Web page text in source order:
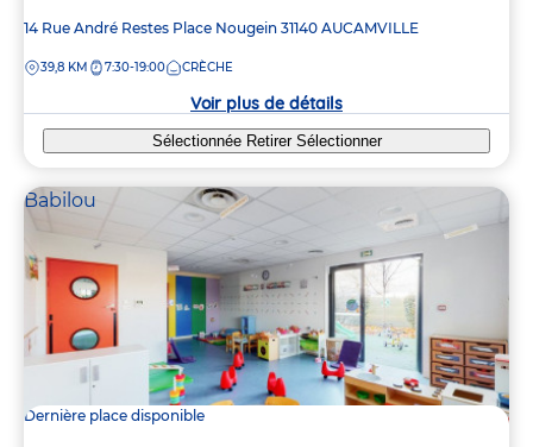
Adresse
la
14 Rue André Restes Place Nougein 31140 AUCAMVILLE
DISTANCE
39,8 KM 7:30-19:00 CRÈCHE
Voir plus de détails
Sélectionnée Retirer Sélectionner
Babilou
Dernière place disponible